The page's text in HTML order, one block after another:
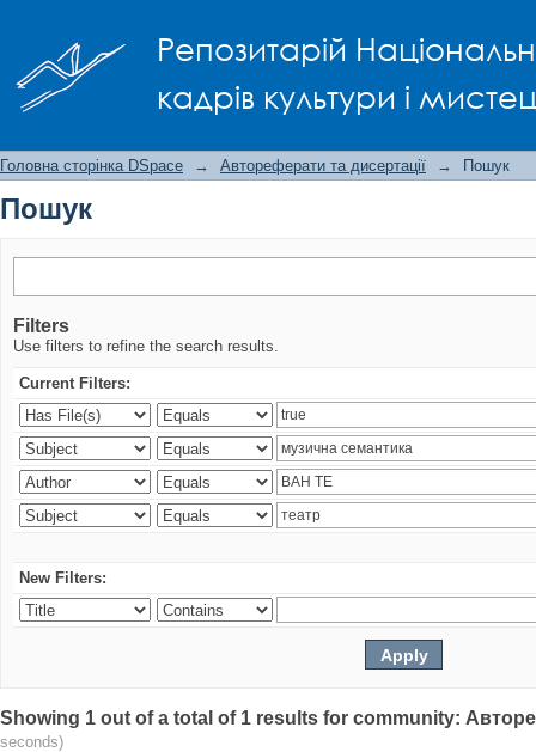
Репозитарій
кадрів культури і
Головна сторінка DSpace → Автореферати та дисертації → Пошук
Пошук
Filters
Use filters to refine the search results.
Current Filters:
New Filters:
Showing 1 out of a total of 1 results for community:
seconds)